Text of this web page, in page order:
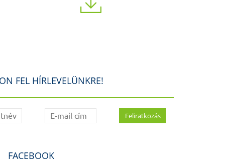
FEL HÍRLEVELÜNKRE!
FACEBOOK